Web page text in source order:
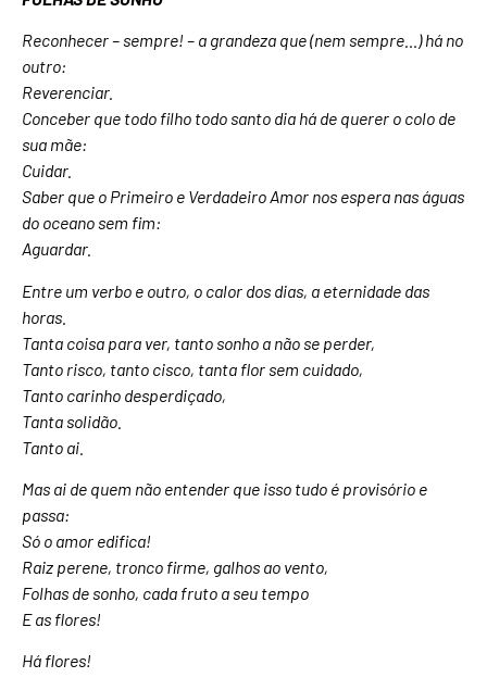
Reconhecer – sempre! – a grandeza que (nem sempre…) há no
outro:
Reverenciar.
Conceber que todo filho todo santo dia há de querer o colo de
sua mãe:
Cuidar.
Saber que o Primeiro e Verdadeiro Amor nos espera nas águas
do oceano sem fim:
Aguardar.
Entre um verbo e outro, o calor dos dias, a eternidade das
horas.
Tanta coisa para ver, tanto sonho a não se perder,
Tanto risco, tanto cisco, tanta flor sem cuidado,
Tanto carinho desperdiçado,
Tanta solidão.
Tanto ai.
Mas ai de quem não entender que isso tudo é provisório e
passa:
Só o amor edifica!
Raiz perene, tronco firme, galhos ao vento,
Folhas de sonho, cada fruto a seu tempo
E as flores!
Há flores!